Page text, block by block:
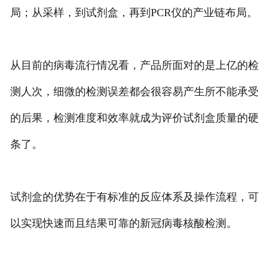
局；从采样，到试剂盒，再到PCR仪的产业链布局。
从目前的病毒流行情况看，产品所面对的是上亿的检
测人次，细微的检测误差都会很容易产生所不能承受
的后果，检测准度和效率就成为评价试剂盒质量的硬
条了。
试剂盒的优势在于有标准的反应体系及操作流程，可
以实现快速而且结果可靠的新冠病毒核酸检测。